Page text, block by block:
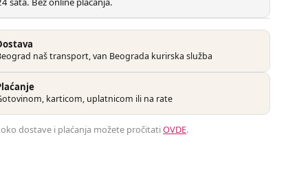
naš transport, van Beograda kurirska služba
karticom, uplatnicom ili na rate
dostave i plaćanja možete pročitatiOVDE.